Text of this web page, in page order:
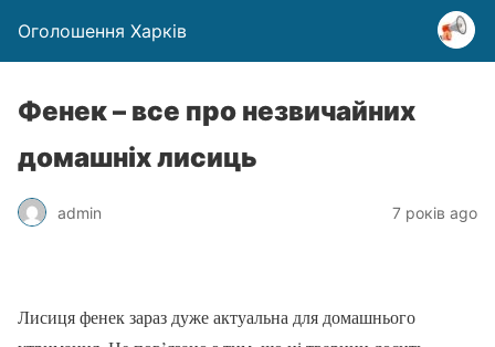
Оголошення Харків
Фенек – все про незвичайних
домашніх лисиць
admin 7 років ago
Лисиця фенек зараз дуже актуальна для домашнього